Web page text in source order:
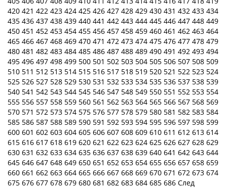
420 421 422 423 424 425 426 427 428 429 430 431 432 433 434
435 436 437 438 439 440 441 442 443 444 445 446 447 448 449
450 451 452 453 454 455 456 457 458 459 460 461 462 463 464
465 466 467 468 469 470 471 472 473 474 475 476 477 478 479
480 481 482 483 484 485 486 487 488 489 490 491 492 493 494
495 496 497 498 499 500 501 502 503 504 505 506 507 508 509
510 511 512 513 514 515 516 517 518 519 520 521 522 523 524
525 526 527 528 529 530 531 532 533 534 535 536 537 538 539
540 541 542 543 544 545 546 547 548 549 550 551 552 553 554
555 556 557 558 559 560 561 562 563 564 565 566 567 568 569
570 571 572 573 574 575 576 577 578 579 580 581 582 583 584
585 586 587 588 589 590 591 592 593 594 595 596 597 598 599
600 601 602 603 604 605 606 607 608 609 610 611 612 613 614
615 616 617 618 619 620 621 622 623 624 625 626 627 628 629
630 631 632 633 634 635 636 637 638 639 640 641 642 643 644
645 646 647 648 649 650 651 652 653 654 655 656 657 658 659
660 661 662 663 664 665 666 667 668 669 670 671 672 673 674
675 676 677 678 679 680 681 682 683 684 685 686 След